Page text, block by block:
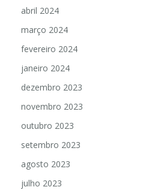
abril 2024
março 2024
fevereiro 2024
janeiro 2024
dezembro 2023
novembro 2023
outubro 2023
setembro 2023
agosto 2023
julho 2023